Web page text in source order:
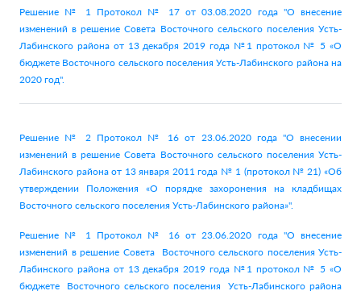
Решение № 1 Протокол № 17 от 03.08.2020 года "О внесение
изменений в решение Совета Восточного сельского поселения Усть-
Лабинского района от 13 декабря 2019 года №1 протокол № 5 «О
бюджете Восточного сельского поселения Усть-Лабинского района на
2020 год".
Решение № 2 Протокол № 16 от 23.06.2020 года "О внесении
изменений в решение Совета Восточного сельского поселения Усть-
Лабинского района от 13 января 2011 года № 1 (протокол № 21) «Об
утверждении Положения «О порядке захоронения на кладбищах
Восточного сельского поселения Усть-Лабинского района»".
Решение № 1 Протокол № 16 от 23.06.2020 года "О внесение
изменений в решение Совета Восточного сельского поселения Усть-
Лабинского района от 13 декабря 2019 года №1 протокол № 5 «О
бюджете Восточного сельского поселения Усть-Лабинского района